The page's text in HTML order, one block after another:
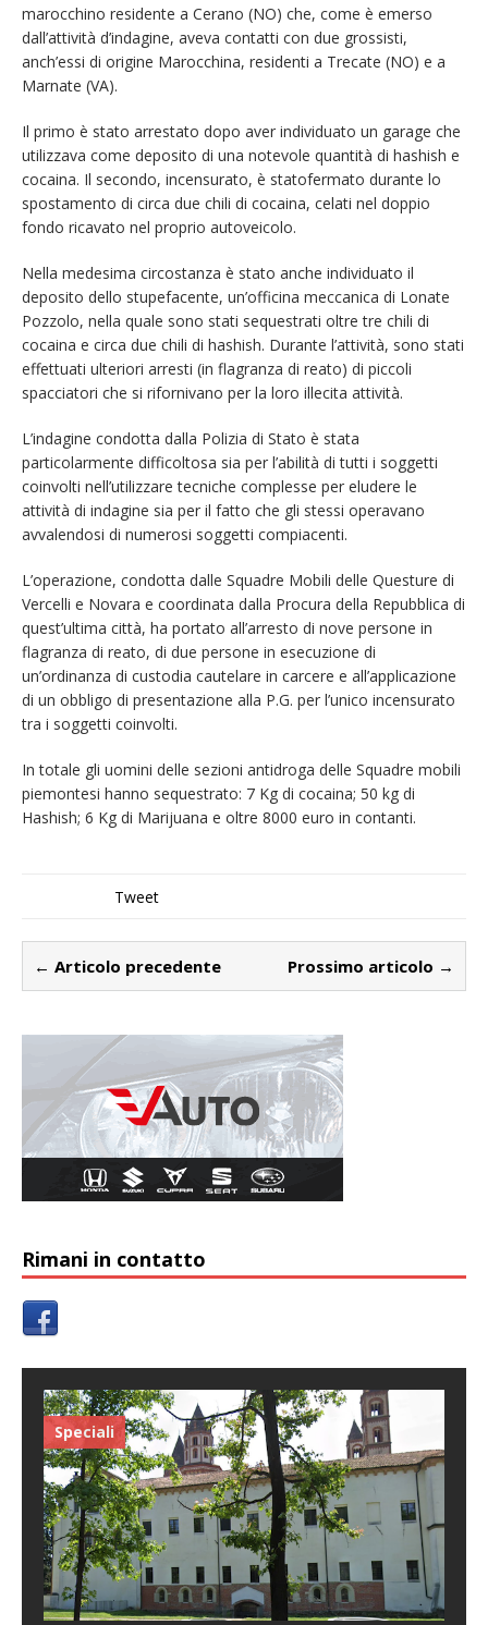
marocchino residente a Cerano (NO) che, come è emerso
dall’attività d’indagine, aveva contatti con due grossisti,
anch’essi di origine Marocchina, residenti a Trecate (NO) e a
Marnate (VA).
Il primo è stato arrestato dopo aver individuato un garage che
utilizzava come deposito di una notevole quantità di hashish e
cocaina. Il secondo, incensurato, è statofermato durante lo
spostamento di circa due chili di cocaina, celati nel doppio
fondo ricavato nel proprio autoveicolo.
Nella medesima circostanza è stato anche individuato il
deposito dello stupefacente, un’officina meccanica di Lonate
Pozzolo, nella quale sono stati sequestrati oltre tre chili di
cocaina e circa due chili di hashish. Durante l’attività, sono stati
effettuati ulteriori arresti (in flagranza di reato) di piccoli
spacciatori che si rifornivano per la loro illecita attività.
L’indagine condotta dalla Polizia di Stato è stata
particolarmente difficoltosa sia per l’abilità di tutti i soggetti
coinvolti nell’utilizzare tecniche complesse per eludere le
attività di indagine sia per il fatto che gli stessi operavano
avvalendosi di numerosi soggetti compiacenti.
L’operazione, condotta dalle Squadre Mobili delle Questure di
Vercelli e Novara e coordinata dalla Procura della Repubblica di
quest’ultima città, ha portato all’arresto di nove persone in
flagranza di reato, di due persone in esecuzione di
un’ordinanza di custodia cautelare in carcere e all’applicazione
di un obbligo di presentazione alla P.G. per l’unico incensurato
tra i soggetti coinvolti.
In totale gli uomini delle sezioni antidroga delle Squadre mobili
piemontesi hanno sequestrato: 7 Kg di cocaina; 50 kg di
Hashish; 6 Kg di Marijuana e oltre 8000 euro in contanti.
Tweet
← Articolo precedente Prossimo articolo →
Rimani in contatto
Speciali